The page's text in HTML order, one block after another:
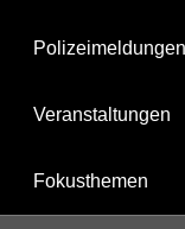
Polizeimeldungen
Veranstaltungen
Fokusthemen